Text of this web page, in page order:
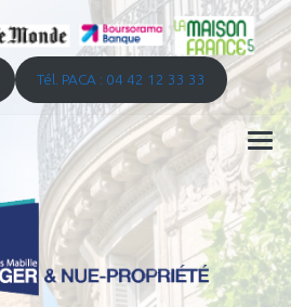
Tél. PACA : 04 42 12 33 33